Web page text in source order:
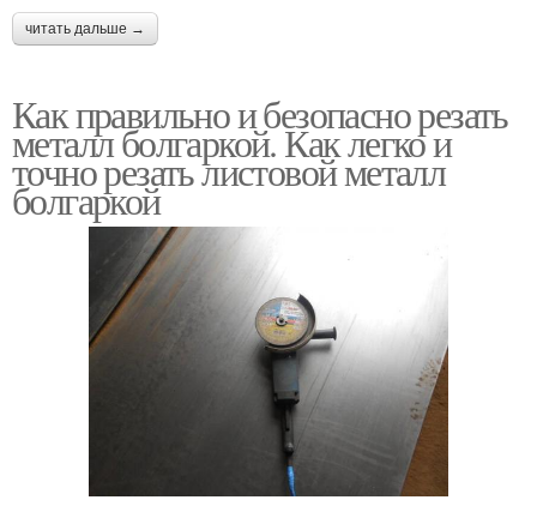
читать дальше →
Как правильно и безопасно резать
металл болгаркой. Как легко и
точно резать листовой металл
болгаркой